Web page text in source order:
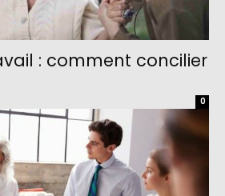
: comment concilier
0